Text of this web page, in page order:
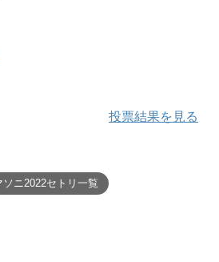
投票結果を見る
ソニ2022セトリ一覧